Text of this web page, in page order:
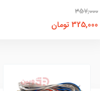
357,000
325,000 تومان